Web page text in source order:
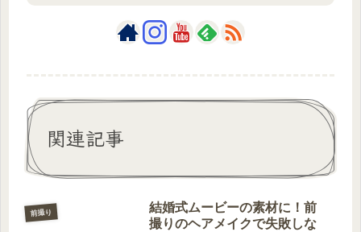
関連記事
前撮り
結婚式ムービーの素材に！前
撮りのヘアメイクで失敗しな